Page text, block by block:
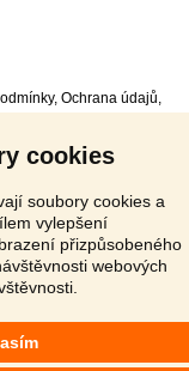
cookies
soubory cookies a
vylepšení
přizpůsobeného
webových
, Ochrana údajů,